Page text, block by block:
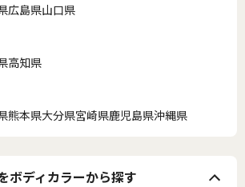
広島県山口県
高知県
熊本県大分県宮崎県鹿児島県沖縄県
ボディカラーから探す